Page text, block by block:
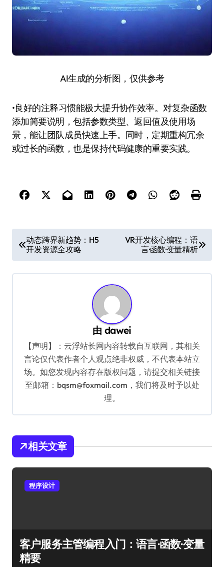
AI生成的分析图，仅供参考
•良好的注释习惯能极大提升协作效率。对复杂函数
添加简要说明，包括参数类型、返回值及使用场
景，能让团队成员快速上手。同时，定期重构冗余
或过长的函数，也是保持代码健康的重要实践。
章
导
动态跨界新趋势：H5
开发资源全攻略
VR开发核心编程：语
言·函数·变量精析
由dawei
【声明】：云浮站长网内容转载自互联网，其相关
言论仅代表作者个人观点绝非权威，不代表本站立
场。如您发现内容存在版权问题，请提交相关链接
至邮箱：bqsm@foxmail.com，我们将及时予以处
理。
相关文章
程序设计
客户服务主管编程入门：语言·函数·变量
精要